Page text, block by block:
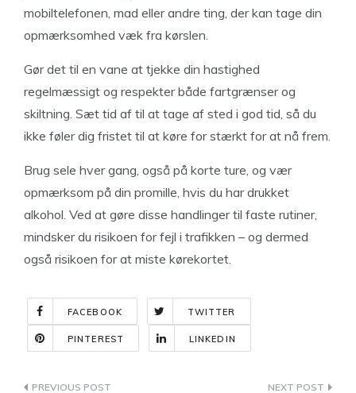
mobiltelefonen, mad eller andre ting, der kan tage din
opmærksomhed væk fra kørslen.
Gør det til en vane at tjekke din hastighed
regelmæssigt og respekter både fartgrænser og
skiltning. Sæt tid af til at tage af sted i god tid, så du
ikke føler dig fristet til at køre for stærkt for at nå frem.
Brug sele hver gang, også på korte ture, og vær
opmærksom på din promille, hvis du har drukket
alkohol. Ved at gøre disse handlinger til faste rutiner,
mindsker du risikoen for fejl i trafikken – og dermed
også risikoen for at miste kørekortet.
FACEBOOK TWITTER
PINTEREST LINKEDIN